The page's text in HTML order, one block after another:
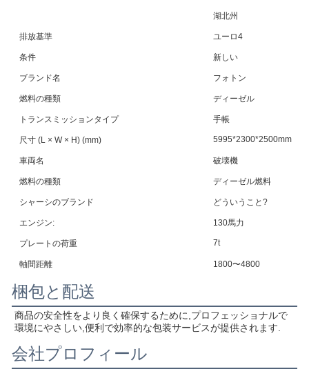
湖北州
排放基準 ユーロ4
条件 新しい
ブランド名 フォトン
燃料の種類 ディーゼル
トランスミッションタイプ 手帳
尺寸 (L × W × H) (mm) 5995*2300*2500mm
車両名 破壊機
燃料の種類 ディーゼル燃料
シャーシのブランド どういうこと?
エンジン: 130馬力
プレートの荷重 7t
軸間距離 1800〜4800
梱包と配送
商品の安全性をより良く確保するために,プロフェッショナルで
環境にやさしい,便利で効率的な包装サービスが提供されます.
会社プロフィール